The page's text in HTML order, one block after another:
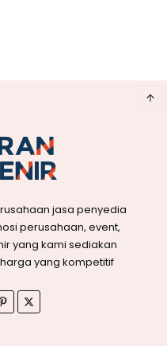
jasa penyedia
perusahaan, event,
yang kami sediakan
yang kompetitif